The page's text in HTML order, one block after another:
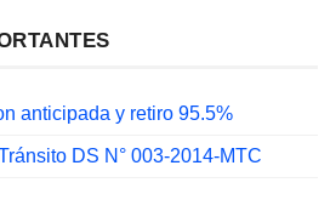
anticipada y retiro 95.5%
DS N° 003-2014-MTC